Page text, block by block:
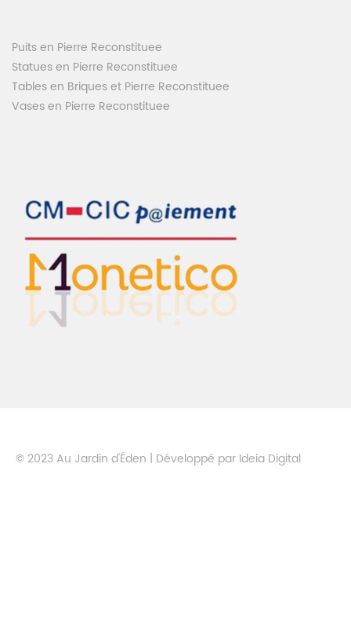
Puits en Pierre Reconstituee
Statues en Pierre Reconstituee
Tables en Briques et Pierre Reconstituee
Vases en Pierre Reconstituee
© 2023 Au Jardin d'Éden | Développé par Ideia Digital